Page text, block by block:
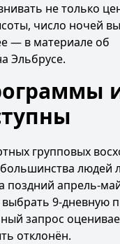
не только
число ночей
— в материалеоб
Эльбрусе.
групповых
людей
поздний апрель-
9-дневную
запрос
отклонён.